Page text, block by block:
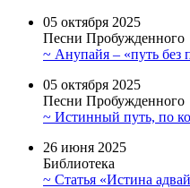
05 октября 2025
Песни Пробужденного
~ Анупайя – «путь без
05 октября 2025
Песни Пробужденного
~ Истинный путь, по
26 июня 2025
Библиотека
~ Статья «Истина